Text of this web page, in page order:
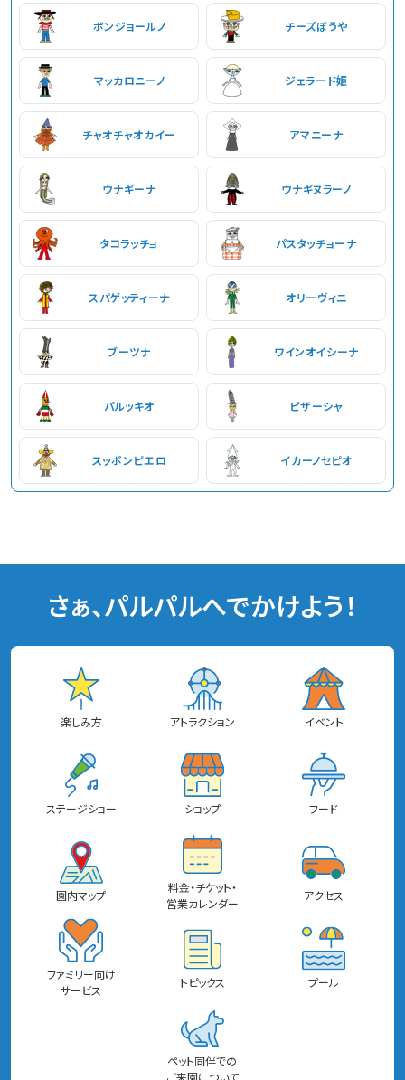
ボンジョールノ チーズぼうや
マッカロニーノ ジェラード姫
チャオチャオカイー アマニーナ
ウナギーナ ウナギヌラーノ
タコラッチョ パスタッチョーナ
スパゲッティーナ オリーヴィニ
ブーツナ ワインオイシーナ
パルッキオ ピザーシャ
スッポンピエロ イカーノセピオ
さぁ、パルパルへでかけよう！
楽しみ方 アトラクション イベント
ステージショー ショップ フード
園内マップ
料金・チケット・
営業カレンダー
アクセス
ファミリー向け
サービス
トピックス プール
ペット同伴での
ご来園について